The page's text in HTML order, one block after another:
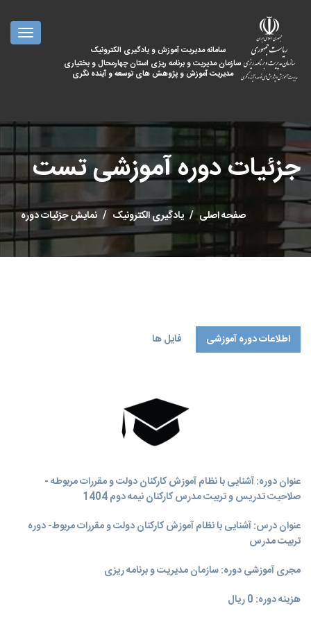
سامانه مدیریت آموزش و یادگیری الکترونیک
سازمان مدیریت و برنامه ریزی استان چهارمحال و بختیاری
مدیریت آموزش و پژوهش های توسعه و آینده نگری
جزئیات دوره آموزشی تست
صفحه اصلی یادگیری الکترونیک نمایش جزئیات دوره
اطلاعات دوره آموزشی فایل ها
عنوان دوره: آشنایی با نظام آموزش کارکنان دولت و مقررات مربوطه -
صلاحیت تدریس و تربیت مدرس کارکنان نیمه دوم 1404
عنوان درس: آشنایی با نظام آموزش کارکنان دولت و مقررات مربوط- دوره
تربیت مدرس
مجری آموزشی دوره: سازمان مدیریت و برنامه‌ ریزی
هزینه دوره: 0 ریال